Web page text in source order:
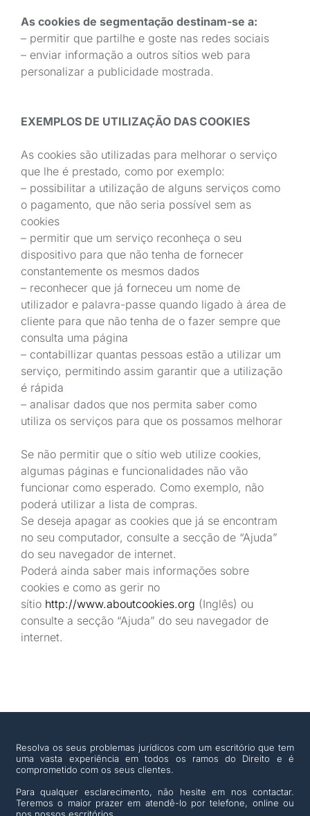
As cookies de segmentação destinam-se a:
– permitir que partilhe e goste nas redes sociais
– enviar informação a outros sítios web para
personalizar a publicidade mostrada.
EXEMPLOS DE UTILIZAÇÃO DAS COOKIES
As cookies são utilizadas para melhorar o serviço
que lhe é prestado, como por exemplo:
– possibilitar a utilização de alguns serviços como
o pagamento, que não seria possível sem as
cookies
– permitir que um serviço reconheça o seu
dispositivo para que não tenha de fornecer
constantemente os mesmos dados
– reconhecer que já forneceu um nome de
utilizador e palavra-passe quando ligado à área de
cliente para que não tenha de o fazer sempre que
consulta uma página
– contabillizar quantas pessoas estão a utilizar um
serviço, permitindo assim garantir que a utilização
é rápida
– analisar dados que nos permita saber como
utiliza os serviços para que os possamos melhorar
Se não permitir que o sítio web utilize cookies,
algumas páginas e funcionalidades não vão
funcionar como esperado. Como exemplo, não
poderá utilizar a lista de compras.
Se deseja apagar as cookies que já se encontram
no seu computador, consulte a secção de “Ajuda”
do seu navegador de internet.
Poderá ainda saber mais informações sobre
cookies e como as gerir no
sítio http://www.aboutcookies.org (Inglês) ou
consulte a secção “Ajuda” do seu navegador de
internet.
Resolva os seus problemas jurídicos com um escritório que tem
uma vasta experiência em todos os ramos do Direito e é
comprometido com os seus clientes.
Para qualquer esclarecimento, não hesite em nos contactar.
Teremos o maior prazer em atendê-lo por telefone, online ou
nos nossos escritórios.